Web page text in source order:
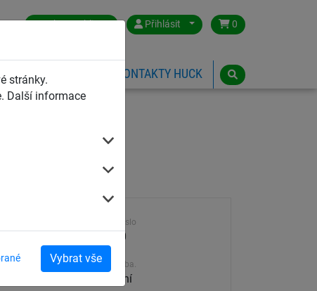
stránky.
Další informace
Vybrat vše
Czech Republic Přihlásit 0
KONTAKTY HUCK
Výrobek číslo
807-200
Dodací doba.
30-45 dní